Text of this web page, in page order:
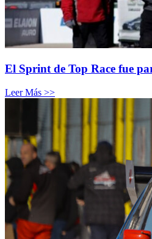
El Sprint de Top Race fue
Leer Más >>